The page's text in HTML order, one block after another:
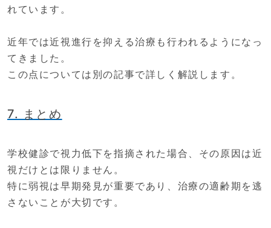
れています。
近年では近視進行を抑える治療も行われるようになっ
てきました。
この点については別の記事で詳しく解説します。
7. まとめ
学校健診で視力低下を指摘された場合、その原因は近
視だけとは限りません。
特に弱視は早期発見が重要であり、治療の適齢期を逃
さないことが大切です。